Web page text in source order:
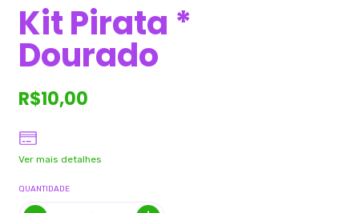
Kit Pirata *
Dourado
R$10,00
Ver mais detalhes
QUANTIDADE